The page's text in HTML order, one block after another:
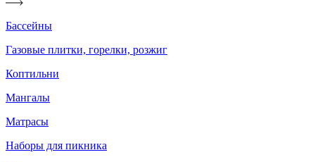
Бассейны
Газовые плитки, горелки, розжиг
Коптильни
Мангалы
Матрасы
Наборы для пикника